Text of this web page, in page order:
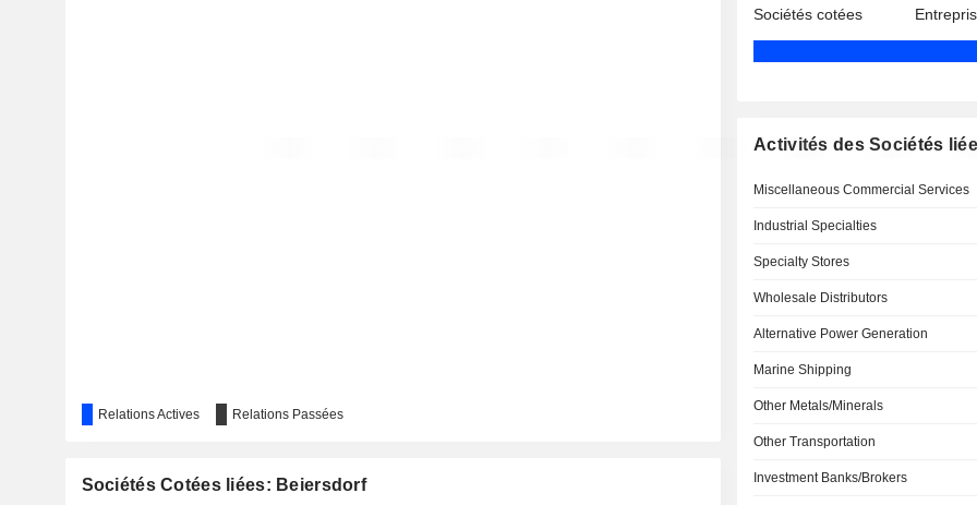
Relations Actives Relations Passées
Sociétés Cotées liées: Beiersdorf
Sociétés cotées
Activités des Sociétés
Miscellaneous Commercial Services
Industrial Specialties
Specialty Stores
Wholesale Distributors
Alternative Power Generation
Marine Shipping
Other Metals/Minerals
Other Transportation
Investment Banks/Brokers